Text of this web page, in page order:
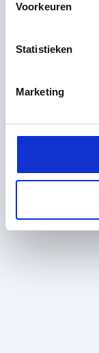
Voorkeuren
Statistieken
Marketing